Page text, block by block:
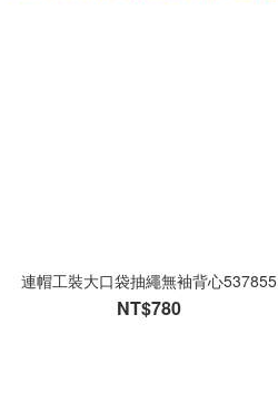
連帽工裝大口袋抽繩無袖背心537855
NT$780